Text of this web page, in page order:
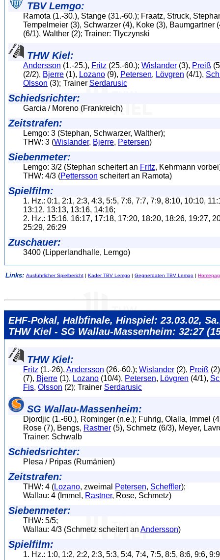
TBV Lemgo:
Ramota (1.-30.), Stange (31.-60.); Fraatz, Struck,
Tempelmeier (3), Schwarzer (4), Koke (3), Baumgartner
(6/1), Walther (2); Trainer: Tlyczynski
THW Kiel:
Andersson (1.-25.), Fritz (25.-60.); Wislander (3), Preiß
(2/2), Bjerre (1), Lozano (9), Petersen, Lövgren (4/1),
Olsson (3); Trainer Serdarusic
Schiedsrichter:
Garcia / Moreno (Frankreich)
Zeitstrafen:
Lemgo: 3 (Stephan, Schwarzer, Walther);
THW: 3 (Wislander, Bjerre, Petersen)
Siebenmeter:
Lemgo: 3/2 (Stephan scheitert an Fritz, Kehrmann
THW: 4/3 (Pettersson scheitert an Ramota)
Spielfilm:
1. Hz.: 0:1, 2:1, 2:3, 4:3, 5:5, 7:6, 7:7, 7:9, 8:10, 10:10,
13:12, 13:13, 13:16, 14:16;
2. Hz.: 15:16, 16:17, 17:18, 17:20, 18:20, 18:26, 19:27,
25:29, 26:29
Zuschauer:
3400 (Lipperlandhalle, Lemgo)
Links: Ausführlicher Spielbericht Kader TBV Lemgo Gegnerdaten TBV Lemgo
EHF-Pokal, Halbfinale, Hinspiel: 23.03.02,
THW Kiel - SG Wallau-Massenheim: 32:27
THW Kiel:
Fritz (1.-26), Andersson (26.-60.); Wislander (2), Preiß
(7), Bjerre (1), Lozano (10/4), Petersen, Lövgren (4/1),
Fis, Olsson (2); Trainer Serdarusic
SG Wallau-Massenheim:
Djordjic (1.-60.), Rominger (n.e.); Fuhrig, Olalla, Immel
Rose (7), Bengs, Rastner (5), Schmetz (6/3), Meyer,
Trainer: Schwalb
Schiedsrichter:
Plesa / Pripas (Rumänien)
Zeitstrafen:
THW: 4 (Lozano, zweimal Petersen, Scheffler);
Wallau: 4 (Immel, Rastner, Rose, Schmetz)
Siebenmeter:
THW: 5/5;
Wallau: 4/3 (Schmetz scheitert an Andersson)
Spielfilm:
1. Hz.: 1:0, 1:2, 2:2, 2:3, 5:3, 5:4, 7:4, 7:5, 8:5, 8:6, 9:6,